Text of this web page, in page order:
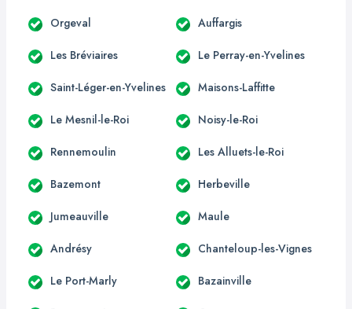
Orgeval Auffargis
Les Bréviaires Le Perray-en-Yvelines
Saint-Léger-en-Yvelines Maisons-Laffitte
Le Mesnil-le-Roi Noisy-le-Roi
Rennemoulin Les Alluets-le-Roi
Bazemont Herbeville
Jumeauville Maule
Andrésy Chanteloup-les-Vignes
Le Port-Marly Bazainville